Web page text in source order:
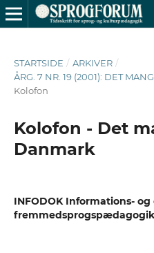
STARTSIDE / ARKIVER /
ÅRG. 7 NR. 19 (2001): DET
Kolofon
Kolofon - Det
Danmark
INFODOK Informations-
fremmedsprogspædagogik